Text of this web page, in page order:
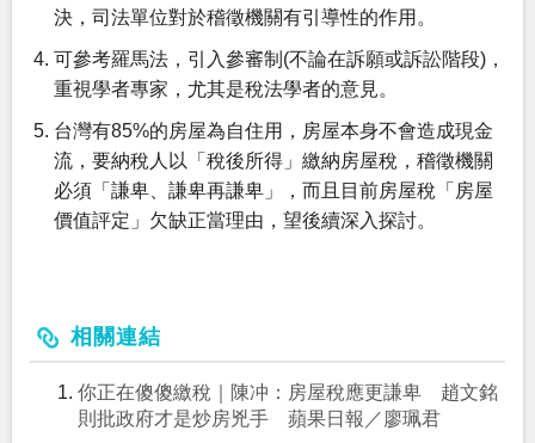
決，司法單位對於稽徵機關有引導性的作用。
可參考羅馬法，引入參審制(不論在訴願或訴訟階段)，
重視學者專家，尤其是稅法學者的意見。
台灣有85%的房屋為自住用，房屋本身不會造成現金
流，要納稅人以「稅後所得」繳納房屋稅，稽徵機關
必須「謙卑、謙卑再謙卑」，而且目前房屋稅「房屋
價值評定」欠缺正當理由，望後續深入探討。
相關連結
你正在傻傻繳稅｜陳冲：房屋稅應更謙卑 趙文銘
則批政府才是炒房兇手 蘋果日報／廖珮君